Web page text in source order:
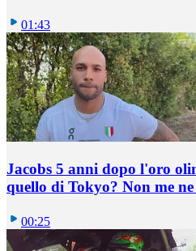
01:43
Jacobs 5 anni dopo l'oro
quello di Tokyo? Non me
00:25